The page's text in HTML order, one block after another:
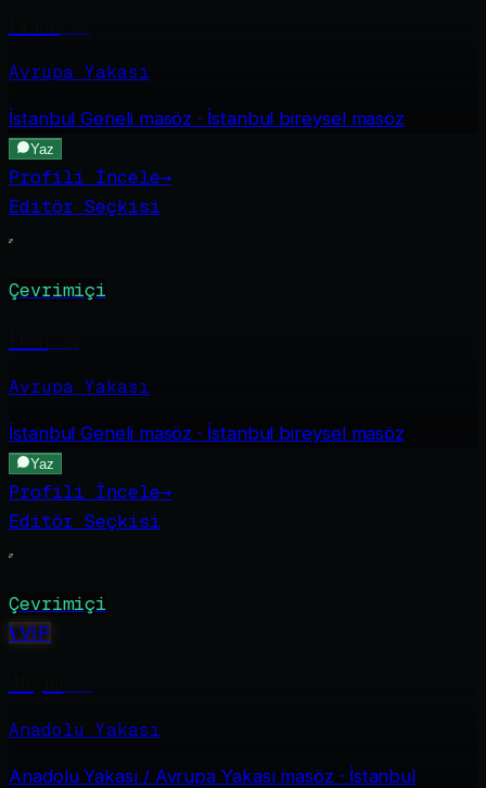
Avrupa Yakası
İstanbul Genelimasöz · İstanbul bireysel masöz
Yaz
Profili İncele→
Editör Seçkisi
Çevrimiçi
Avrupa Yakası
İstanbul Genelimasöz · İstanbul bireysel masöz
Yaz
Profili İncele→
Editör Seçkisi
Çevrimiçi
VVIP
Anadolu Yakası
Anadolu Yakası / Avrupa Yakasımasöz · İstanbul